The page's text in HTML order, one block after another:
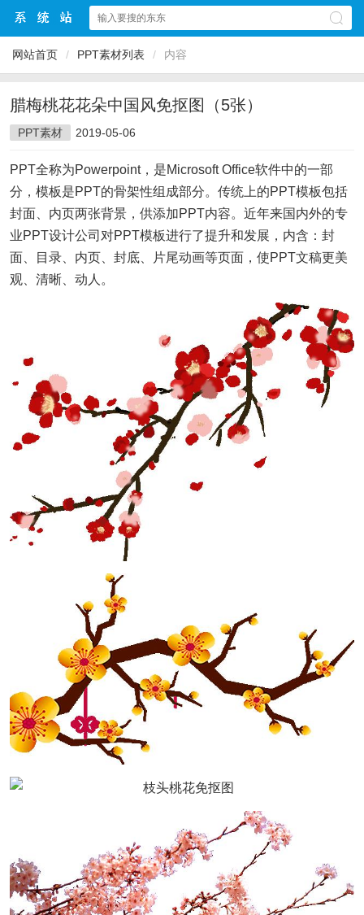
网站首页 / PPT素材列表 / 内容
腊梅桃花花朵中国风免抠图（5张）
PPT素材 2019-05-06
PPT全称为Powerpoint，是Microsoft Office软件中的一部
分，模板是PPT的骨架性组成部分。传统上的PPT模板包括
封面、内页两张背景，供添加PPT内容。近年来国内外的专
业PPT设计公司对PPT模板进行了提升和发展，内含：封
面、目录、内页、封底、片尾动画等页面，使PPT文稿更美
观、清晰、动人。